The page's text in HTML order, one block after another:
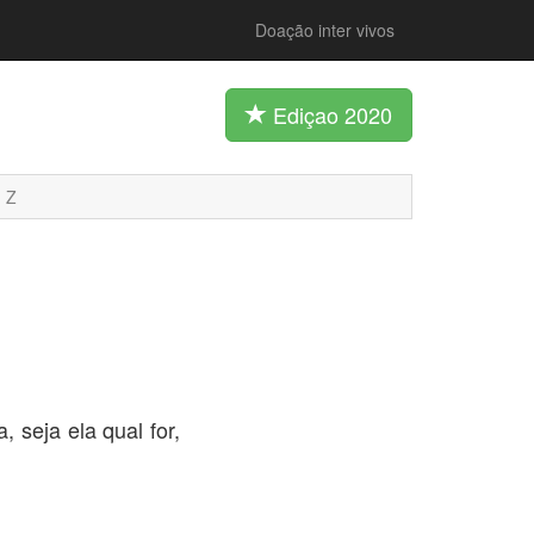
Doação inter vivos
Ediçao 2020
Z
seja ela qual for,